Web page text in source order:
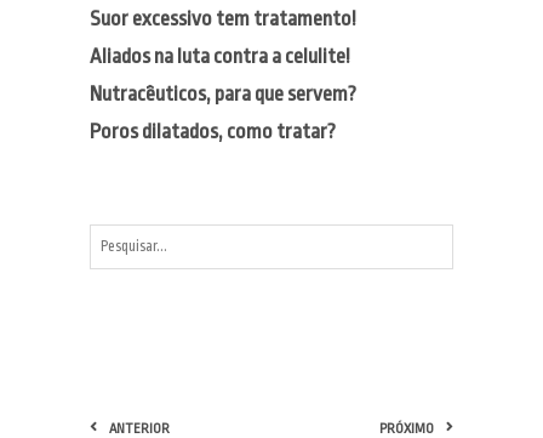
Suor excessivo tem tratamento!
Aliados na luta contra a celulite!
Nutracêuticos, para que servem?
Poros dilatados, como tratar?
ANTERIOR PRÓXIMO